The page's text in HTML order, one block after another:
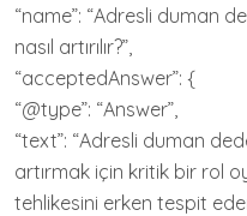
“name”: “Adresli duman
nasıl artırılır?”,
“acceptedAnswer”: {
“@type”: “Answer”,
“text”: “Adresli duman
artırmak için kritik bir rol
tehlikesini erken tespit